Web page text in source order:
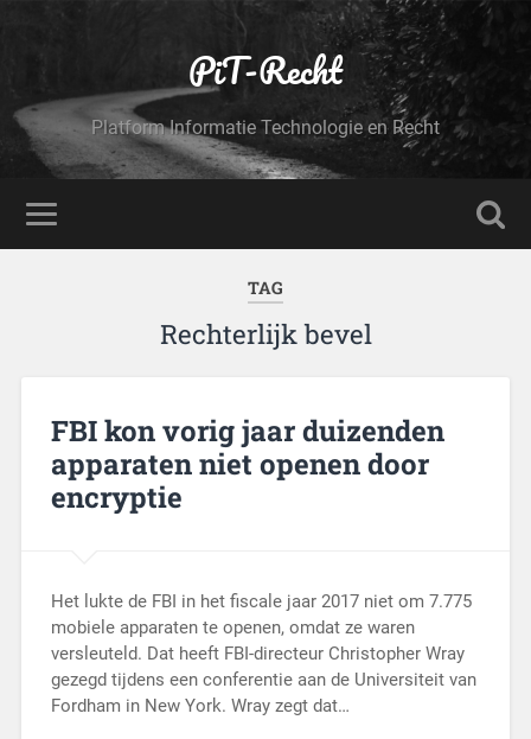
PiT-Recht
Platform Informatie Technologie en Recht
TAG
Rechterlijk bevel
FBI kon vorig jaar duizenden
apparaten niet openen door
encryptie
Het lukte de FBI in het fiscale jaar 2017 niet om 7.775
mobiele apparaten te openen, omdat ze waren
versleuteld. Dat heeft FBI-directeur Christopher Wray
gezegd tijdens een conferentie aan de Universiteit van
Fordham in New York. Wray zegt dat…